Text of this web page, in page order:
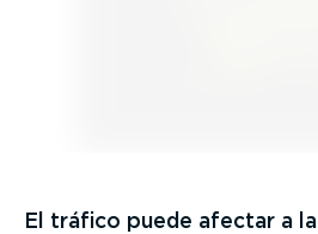
El tráfico puede afectar a la